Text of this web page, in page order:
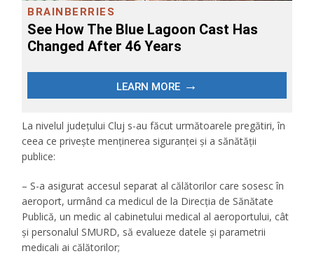
La nivelul județului Cluj s-au făcut următoarele pregătiri, în
ceea ce privește menținerea siguranței și a sănătății
publice:
– S-a asigurat accesul separat al călătorilor care sosesc în
aeroport, urmând ca medicul de la Direcția de Sănătate
Publică, un medic al cabinetului medical al aeroportului, cât
și personalul SMURD, să evalueze datele și parametrii
medicali ai călătorilor;